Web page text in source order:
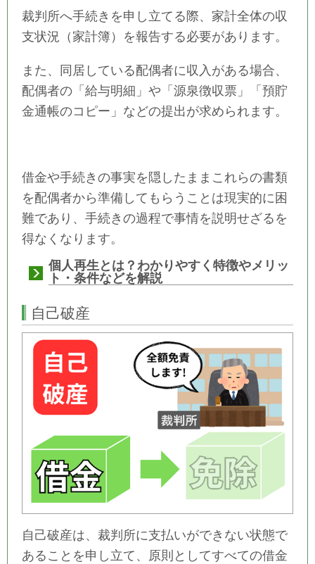
裁判所へ手続きを申し立てる際、家計全体の収
支状況（家計簿）を報告する必要があります。
また、同居している配偶者に収入がある場合、
配偶者の「給与明細」や「源泉徴収票」「預貯
金通帳のコピー」などの提出が求められます。
借金や手続きの事実を隠したままこれらの書類
を配偶者から準備してもらうことは現実的に困
難であり、手続きの過程で事情を説明せざるを
得なくなります。
個人再生とは？わかりやすく特徴やメリッ
ト・条件などを解説
自己破産
自己破産は、裁判所に支払いができない状態で
あることを申し立て、原則としてすべての借金